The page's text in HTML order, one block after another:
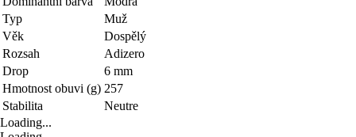
Typ
Muž
Věk
Dospělý
Rozsah
Adizero
Drop
6 mm
Hmotnost obuvi (g) 257
Stabilita
Neutre
Loading...